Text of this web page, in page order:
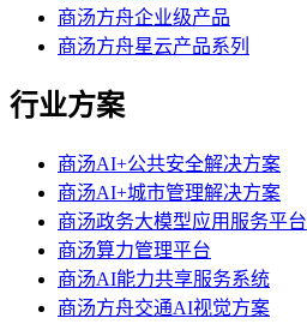
商汤方舟企业级产品
商汤方舟星云产品系列
行业方案
商汤AI+公共安全解决方案
商汤AI+城市管理解决方案
商汤政务大模型应用服务平台
商汤算力管理平台
商汤AI能力共享服务系统
商汤方舟交通AI视觉方案